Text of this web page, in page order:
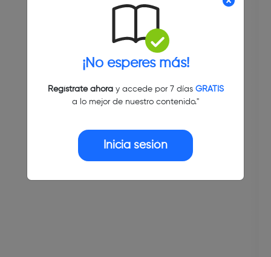
¡No esperes más!
Regístrate ahoray accede por 7 días GRATIS
a lo mejor de nuestro contenido."
Inicia sesión